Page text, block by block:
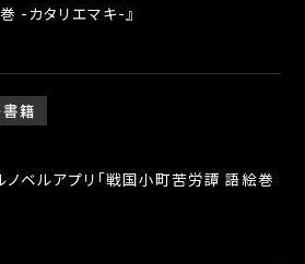
-カタリエマキ-』
書籍
ノベルアプリ「戦国小町苦労譚 語絵巻